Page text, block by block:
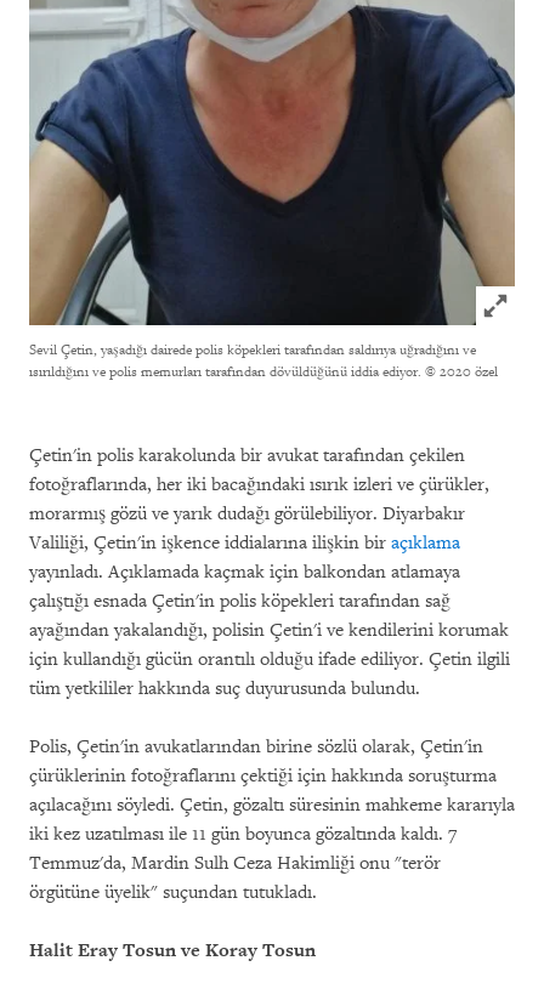
Click
Sevil Çetin, yaşadığı dairede polis köpekleri tarafından saldırıya uğradığını ve
ısırıldığını ve polis memurları tarafından dövüldüğünü iddia ediyor. © 2020 özel
Çetin'in polis karakolunda bir avukat tarafından çekilen
fotoğraflarında, her iki bacağındaki ısırık izleri ve çürükler,
morarmış gözü ve yarık dudağı görülebiliyor. Diyarbakır
Valiliği, Çetin'in işkence iddialarına ilişkin bir açıklama
yayınladı. Açıklamada kaçmak için balkondan atlamaya
çalıştığı esnada Çetin'in polis köpekleri tarafından sağ
ayağından yakalandığı, polisin Çetin'i ve kendilerini korumak
için kullandığı gücün orantılı olduğu ifade ediliyor. Çetin ilgili
tüm yetkililer hakkında suç duyurusunda bulundu.
Polis, Çetin'in avukatlarından birine sözlü olarak, Çetin'in
çürüklerinin fotoğraflarını çektiği için hakkında soruşturma
açılacağını söyledi. Çetin, gözaltı süresinin mahkeme kararıyla
iki kez uzatılması ile 11 gün boyunca gözaltında kaldı. 7
Temmuz'da, Mardin Sulh Ceza Hakimliği onu "terör
örgütüne üyelik" suçundan tutukladı.
Halit Eray Tosun ve Koray Tosun